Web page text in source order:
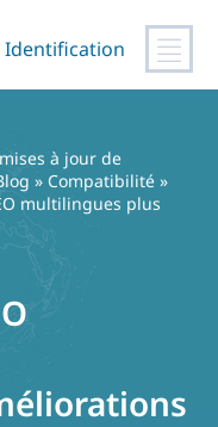
Identification
à jour de
» Compatibilité »
multilingues plus